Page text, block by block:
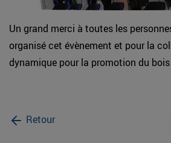
Un grand merci à toutes les
organisé cet évènement et pour la
dynamique pour la promotion du
Retour